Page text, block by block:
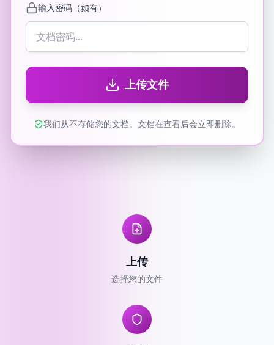
输入密码（如有）
上传文件
我们从不存储您的文档。文档在查看后会立即删除。
上传
选择您的文件